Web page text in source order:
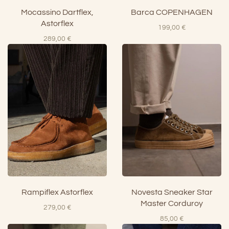
Mocassino Dartflex,
Astorflex
289,00 €
Barca COPENHAGEN
199,00 €
Rampiflex Astorflex
279,00 €
Novesta Sneaker Star
Master Corduroy
85,00 €